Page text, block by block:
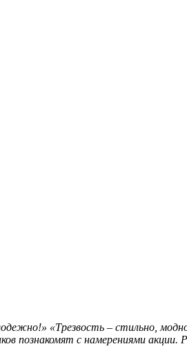
«Трезвость – стильно,
познакомят с намерениями акции.